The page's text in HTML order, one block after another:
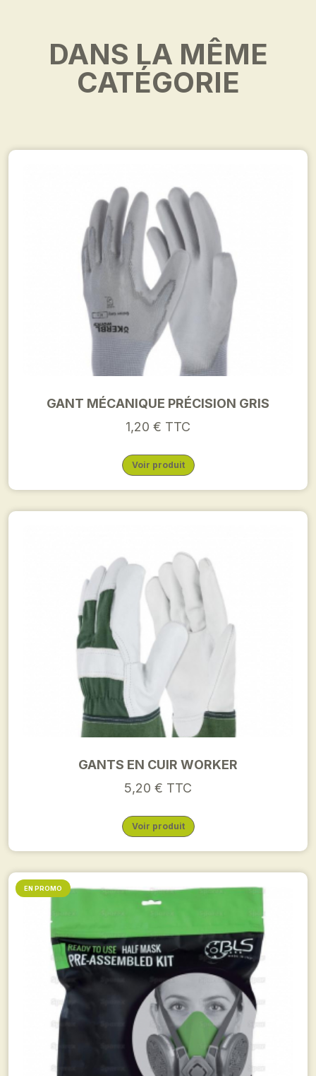
DANS LA MÊME
CATÉGORIE
GANT MÉCANIQUE PRÉCISION GRIS
1,20 € TTC
Voir produit
GANTS EN CUIR WORKER
5,20 € TTC
Voir produit
EN PROMO